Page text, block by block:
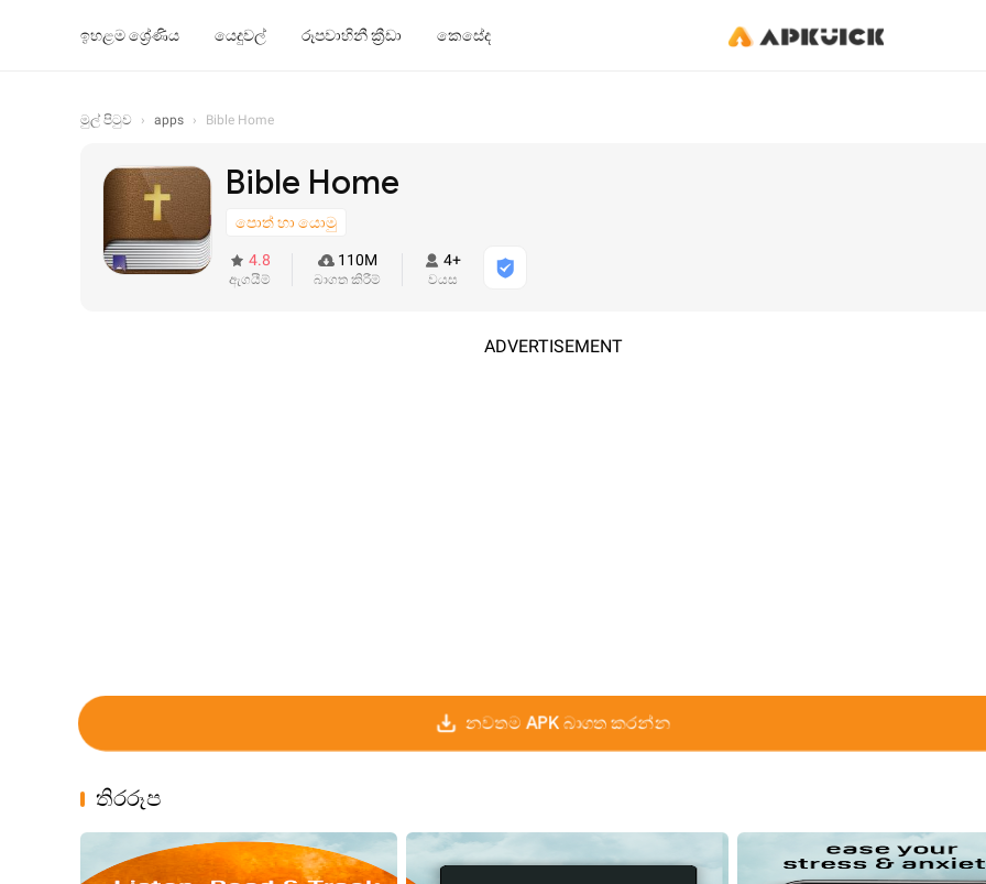
ඉහළම ශ්‍රේණිය යෙදුවල් රූපවාහිනී ක්‍රීඩා කෙසේද
මුල් පිටුව › apps › Bible Home
Bible Home
පොත් හා යොමු
4.8
ඇගයීම්
110M
බාගත කිරීම්
4+
වයස
ADVERTISEMENT
නවතම APK බාගත කරන්න
තිරරූප